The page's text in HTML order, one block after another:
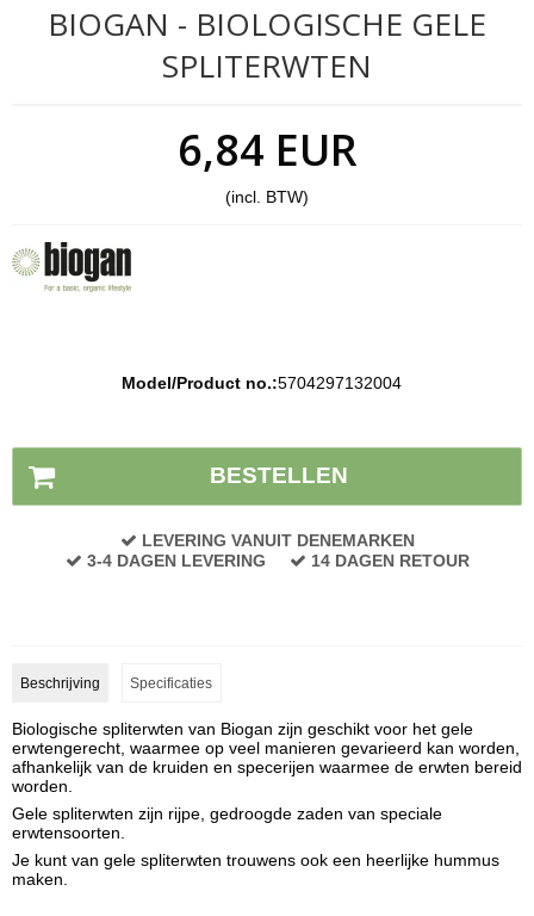
BIOGAN - BIOLOGISCHE GELE
SPLITERWTEN
6,84 EUR
(incl. BTW)
Model/Product no.:5704297132004
BESTELLEN
LEVERING VANUIT DENEMARKEN
3-4 DAGEN LEVERING
14 DAGEN RETOUR
Beschrijving Specificaties
Biologische spliterwten van Biogan zijn geschikt voor het gele
erwtengerecht, waarmee op veel manieren gevarieerd kan worden,
afhankelijk van de kruiden en specerijen waarmee de erwten bereid
worden.
Gele spliterwten zijn rijpe, gedroogde zaden van speciale
erwtensoorten.
Je kunt van gele spliterwten trouwens ook een heerlijke hummus
maken.